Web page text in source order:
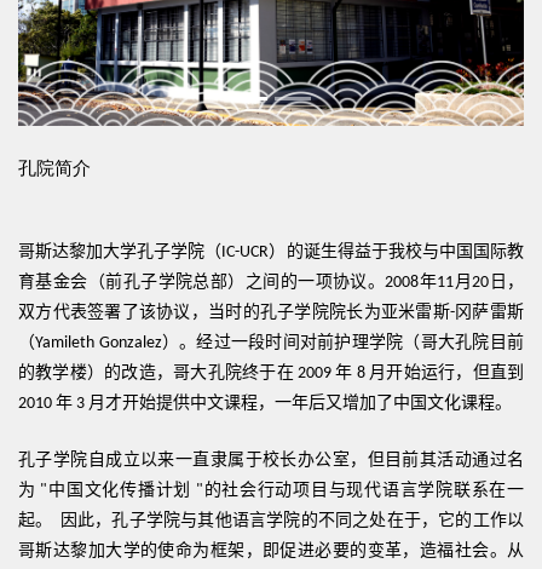
孔院简介
哥斯达黎加大学孔子学院（IC-UCR）的诞生得益于我校与中国国际教
育基金会（前孔子学院总部）之间的一项协议。 2008年11 月 20 日，
双方代表签署了该协议，当时的孔子学院院长为亚米雷斯-冈萨雷斯
（Yamileth Gonzalez）。经过一段时间对前护理学院（哥大孔院目前
的教学楼）的改造，哥大孔院终于在2009年 8 月开始运行，但直到
2010 年 3 月才开始提供中文课程，一年后又增加了中国文化课程。
孔子学院自成立以来一直隶属于校长办公室，但目前其活动通过名
为 " 中国文化传播计划 " 的社会行动项目与现代语言学院联系在一
起。
因此，孔子学院与其他语言学院的不同之处在于，它的工作以
哥斯达黎加大学的使命为框架，即促进必要的变革，造福社会。从